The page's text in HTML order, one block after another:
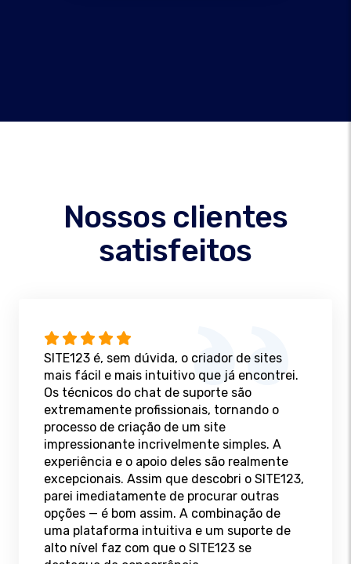
Nossos clientes
satisfeitos
SITE123 é, sem dúvida, o criador de sites
mais fácil e mais intuitivo que já encontrei.
Os técnicos do chat de suporte são
extremamente profissionais, tornando o
processo de criação de um site
impressionante incrivelmente simples. A
experiência e o apoio deles são realmente
excepcionais. Assim que descobri o SITE123,
parei imediatamente de procurar outras
opções — é bom assim. A combinação de
uma plataforma intuitiva e um suporte de
alto nível faz com que o SITE123 se